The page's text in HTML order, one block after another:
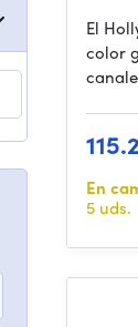
El
color
En
5 uds.